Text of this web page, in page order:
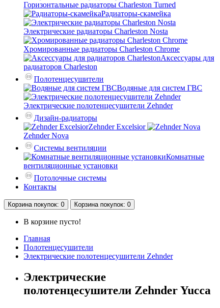
Горизонтальные радиаторы Charleston Turned
Радиаторы-скамейка
Электрические радиаторы Charleston Nosta
Хромированные радиаторы Charleston Chrome
Аксессуары для
радиаторов Charleston
Полотенцесушители
Водяные для систем ГВС
Электрические полотенцесушители Zehnder
Дизайн-радиаторы
Zehnder Excelsior
Zehnder Nova
Системы вентиляции
Комнатные
вентиляционные установки
Потолочные системы
Контакты
Корзинапокупок: 0 Корзинапокупок: 0
В корзине пусто!
Главная
Полотенцесушители
Электрические полотенцесушители Zehnder
Электрические
полотенцесушители Zehnder Yucca